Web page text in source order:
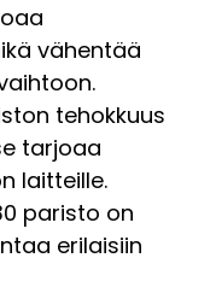
vähentää
tehokkuus
tarjoaa
laitteille.
paristo on
erilaisiin